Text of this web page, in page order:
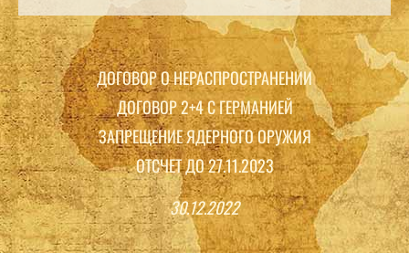
ДОГОВОР ОНЕРАСПРОСТРАНЕНИИ
ДОГОВОР 2+4 С ГЕРМАНИЕЙ
ЗАПРЕЩЕНИЕ ЯДЕРНОГО ОРУЖИЯ
ОТСЧЕТ ДО27.11.2023
30.12.2022